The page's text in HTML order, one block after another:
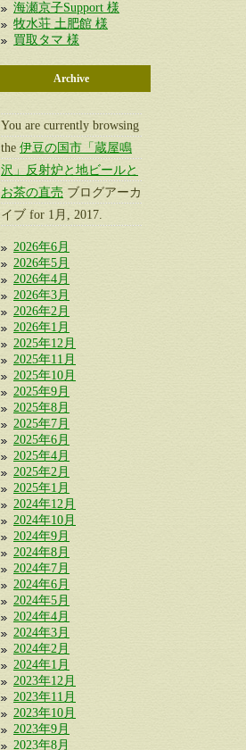
海瀬京子Support 様
牧水荘 土肥館 様
買取タマ 様
Archive
You are currently browsing
the 伊豆の国市「蔵屋鳴
沢」反射炉と地ビールと
お茶の直売 ブログアーカ
イブ for 1月, 2017.
2026年6月
2026年5月
2026年4月
2026年3月
2026年2月
2026年1月
2025年12月
2025年11月
2025年10月
2025年9月
2025年8月
2025年7月
2025年6月
2025年4月
2025年2月
2025年1月
2024年12月
2024年10月
2024年9月
2024年8月
2024年7月
2024年6月
2024年5月
2024年4月
2024年3月
2024年2月
2024年1月
2023年12月
2023年11月
2023年10月
2023年9月
2023年8月